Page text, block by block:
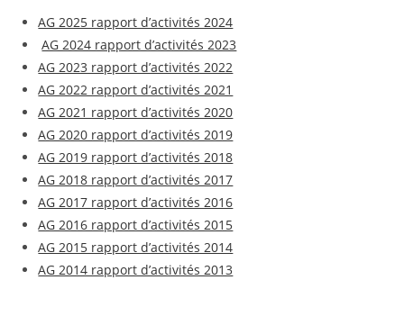
AG 2025 rapport d’activités 2024
AG 2024 rapport d’activités 2023
AG 2023 rapport d’activités 2022
AG 2022 rapport d’activités 2021
AG 2021 rapport d’activités 2020
AG 2020 rapport d’activités 2019
AG 2019 rapport d’activités 2018
AG 2018 rapport d’activités 2017
AG 2017 rapport d’activités 2016
AG 2016 rapport d’activités 2015
AG 2015 rapport d’activités 2014
AG 2014 rapport d’activités 2013